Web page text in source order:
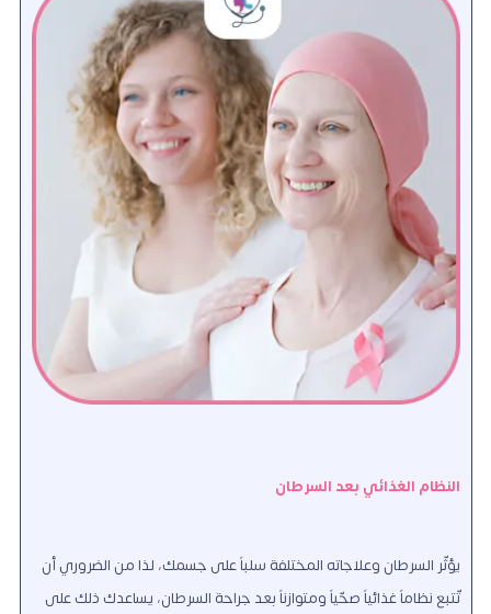
النظام الغذائي بعد السرطان
يؤثّر السرطان وعلاجاته المختلفة سلباً على جسمك، لذا من الضروري أن
تّتبع نظاماً غذائياً صحّياً ومتوازناً بعد جراحة السرطان، يساعدك ذلك على